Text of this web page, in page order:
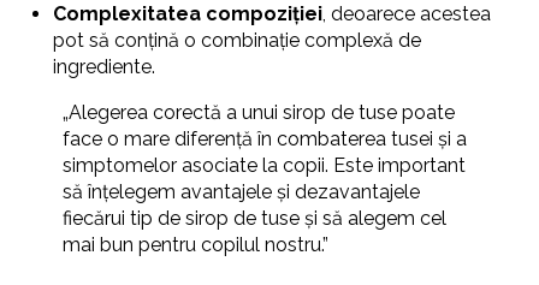
Complexitatea compoziției , deoarece acestea
pot să conțină o combinație complexă de
ingrediente.
„Alegerea corectă a unui sirop de tuse poate
face o mare diferență în combaterea tusei și a
simptomelor asociate la copii. Este important
să înțelegem avantajele și dezavantajele
fiecărui tip de sirop de tuse și să alegem cel
mai bun pentru copilul nostru.”